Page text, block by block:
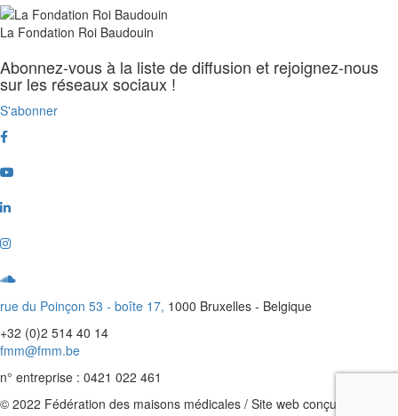
La Fondation Roi Baudouin
Abonnez-vous à la liste de diffusion et rejoignez-nous
sur les réseaux sociaux !
S'abonner
rue du Poinçon 53 - boîte 17, 1000 Bruxelles - Belgique
+32 (0)2 514 40 14
fmm@fmm.be
n° entreprise : 0421 022 461
© 2022 Fédération des maisons médicales / Site web conçu avec